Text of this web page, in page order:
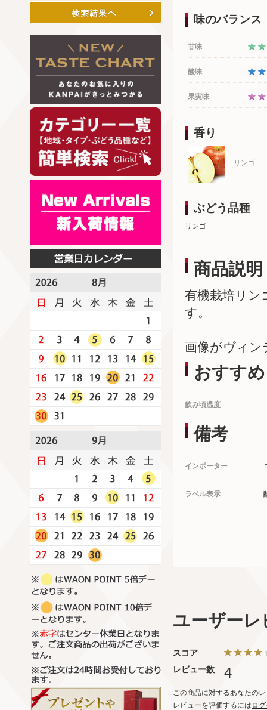
味のバランス
甘味
酸味
果実味
香り
リンゴ
ぶどう品種
リンゴ
商品説明
有機栽培リン
す。
画像がヴィン
おすすめ
飲み頃温度
備考
インポーター
ラベル表示
ユーザーレ
スコア
レビュー数
4
この商品に対するあなたの
レビューを評価するには ロ